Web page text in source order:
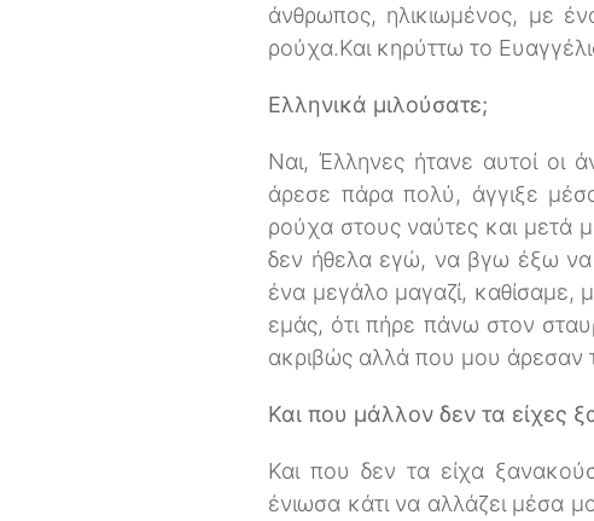
άνθρωπος, ηλικιωμένος, με
ρούχα.Και κηρύττω το
Ελληνικά μιλούσατε;
Ναι, Έλληνες ήτανε αυτοί οι
άρεσε πάρα πολύ, άγγιξε
ρούχα στους ναύτες και μετά
δεν ήθελα εγώ, να βγω έξω να
ένα μεγάλο μαγαζί, καθίσαμε,
εμάς, ότι πήρε πάνω στον
ακριβώς αλλά που μου άρεσαν
Και που μάλλον δεν τα είχες
Και που δεν τα είχα
ένιωσα κάτι να αλλάζει μέσα